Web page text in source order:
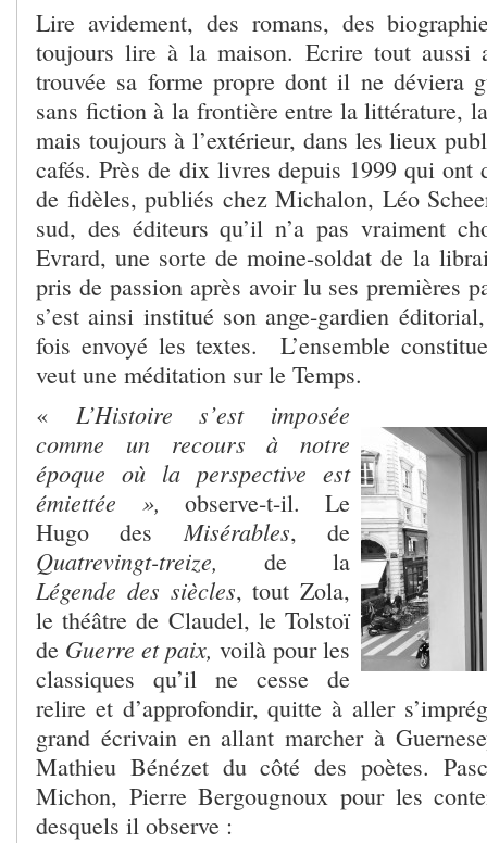
Lire avidement, des romans, des
toujours lire à la maison. Ecrire tout aussi
trouvée sa forme propre dont il ne déviera
sans fiction à la frontière entre la littérature,
mais toujours à l’extérieur, dans les lieux
cafés. Près de dix livres depuis 1999 qui ont
de fidèles, publiés chez Michalon, Léo
sud, des éditeurs qu’il n’a pas vraiment
Evrard, une sorte de moine-soldat de la
pris de passion après avoir lu ses premières
s’est ainsi institué son ange-gardien
fois envoyé les textes. L’ensemble
veut une méditation sur le Temps.
« L’Histoire s’est imposée
comme un recours à notre
époque où la perspective est
émiettée », observe-t-il. Le
Hugo desMisérables, de
Quatrevingt-treize, de la
Légende des siècles, tout Zola,
le théâtre de Claudel, le Tolstoï
de Guerre et paix, voilà pour les
classiques qu’il ne cesse de
relire et d’approfondir, quitte à aller
grand écrivain en allant marcher à
Mathieu Bénézet du côté des poètes.
Michon, Pierre Bergougnoux pour les
desquels il observe :